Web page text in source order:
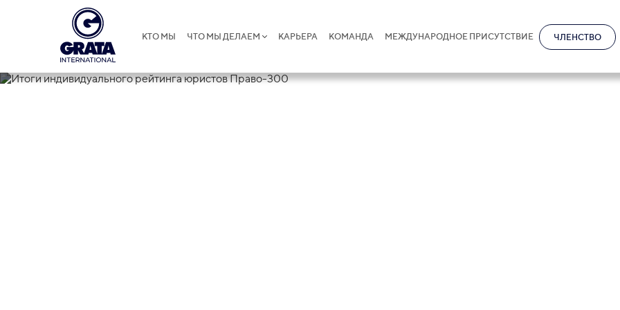
КТО МЫ ЧТО МЫ ДЕЛАЕМ КАРЬЕРА КОМАНДА МЕЖДУНАРОДНОЕ ПРИСУТСТВИЕ ЧЛЕНСТВО